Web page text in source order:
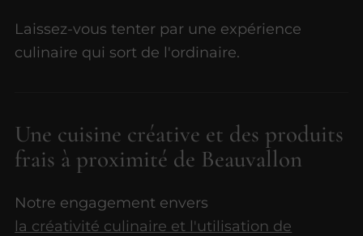
Laissez-vous tenter par une expérience
culinaire qui sort de l'ordinaire.
Une cuisine créative et des produits
frais à proximité de Beauvallon
Notre engagement envers
la créativité culinaire et l'utilisation de